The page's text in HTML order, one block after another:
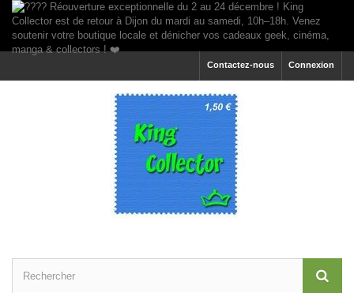
Connexion
Contactez-nous